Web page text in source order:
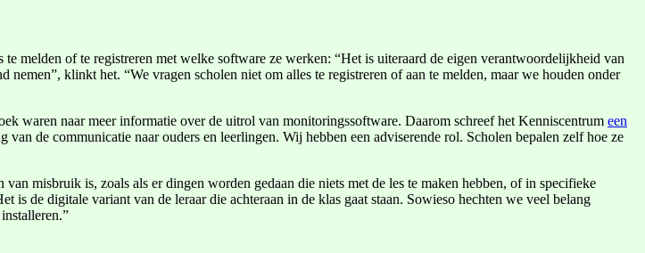
melden of te registreren met welke software ze werken: “Het is uiteraard de eigen verantwoordelijkheid van
klinkt het. “We vragen scholen niet om alles te registreren of aan te melden, maar we houden onder
waren naar meer informatie over de uitrol van monitoringssoftware. Daarom schreef het Kenniscentrum een
van de communicatie naar ouders en leerlingen. Wij hebben een adviserende rol. Scholen bepalen zelf hoe ze
misbruik is, zoals als er dingen worden gedaan die niets met de les te maken hebben, of in specifieke
de digitale variant van de leraar die achteraan in de klas gaat staan. Sowieso hechten we veel belang